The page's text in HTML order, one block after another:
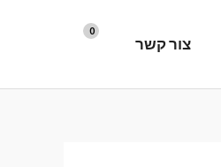
צור קשר